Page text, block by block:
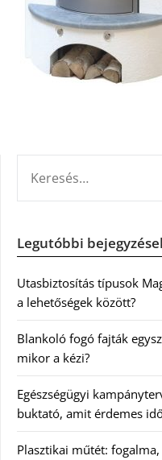
Legutóbbi
Utasbiztosítás típusok
a lehetőségek között?
Blankoló fogó fajták
mikor a kézi?
Egészségügyi
buktató, amit érdemes
Plasztikai műtét: